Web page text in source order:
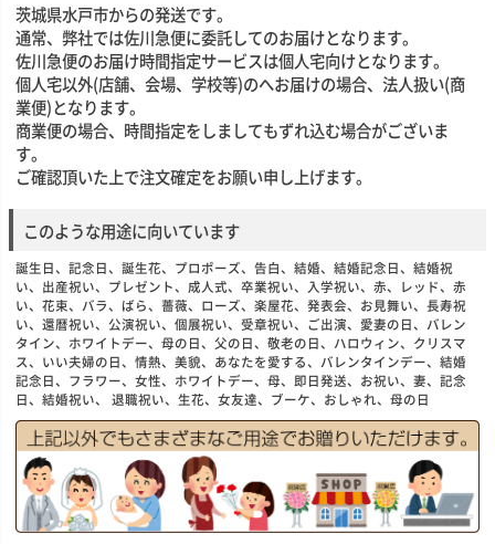
茨城県水戸市からの発送です。
通常、弊社では佐川急便に委託してのお届けとなります。
佐川急便のお届け時間指定サービスは個人宅向けとなります。
個人宅以外(店舗、会場、学校等)のへお届けの場合、法人扱い(商
業便)となります。
商業便の場合、時間指定をしましてもずれ込む場合がございま
す。
ご確認頂いた上で注文確定をお願い申し上げます。
このような用途に向いています
誕生日、記念日、誕生花、プロポーズ、告白、結婚、結婚記念日、結婚祝
い、出産祝い、プレゼント、成人式、卒業祝い、入学祝い、赤、レッド、赤
い、花束、バラ、ばら、薔薇、ローズ、楽屋花、発表会、お見舞い、長寿祝
い、還暦祝い、公演祝い、個展祝い、受章祝い、ご出演、愛妻の日、バレン
タイン、ホワイトデー、母の日、父の日、敬老の日、ハロウィン、クリスマ
ス、いい夫婦の日、情熱、美貌、あなたを愛する、バレンタインデー、結婚
記念日、フラワー、女性、ホワイトデー、母、即日発送、お祝い、妻、記念
日、結婚祝い、 退職祝い、生花、女友達、ブーケ、おしゃれ、母の日